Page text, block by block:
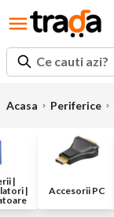
Ce cauti azi?
Acasa Periferice
|
|
Accesorii PC